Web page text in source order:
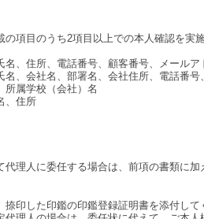
項目のうち2項目以上での本人確認を実
、住所、電話番号、顧客番号、メールア
、会社名、部署名、会社住所、電話番
所属学校（会社）名
、住所
理人に委任する場合は、前項の書類に加
捺印した印鑑の印鑑登録証明書を添付して